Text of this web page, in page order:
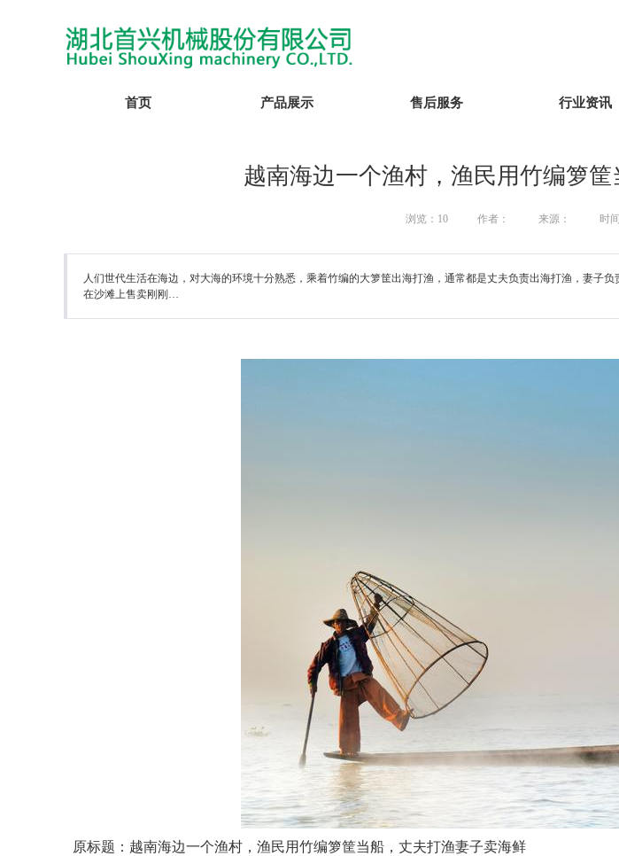
首页 产品展示 售后服务 行业资讯
越南海边一个渔村，渔民用竹编箩
浏览： 10 作者： 来源： 时
人们世代生活在海边，对大海的环境十分熟悉，乘着竹编的大箩筐出海打渔，通常都是丈夫负责出海打渔，妻子
在沙滩上售卖刚刚…
原标题：越南海边一个渔村，渔民用竹编箩筐当船，丈夫打渔妻子卖海鲜